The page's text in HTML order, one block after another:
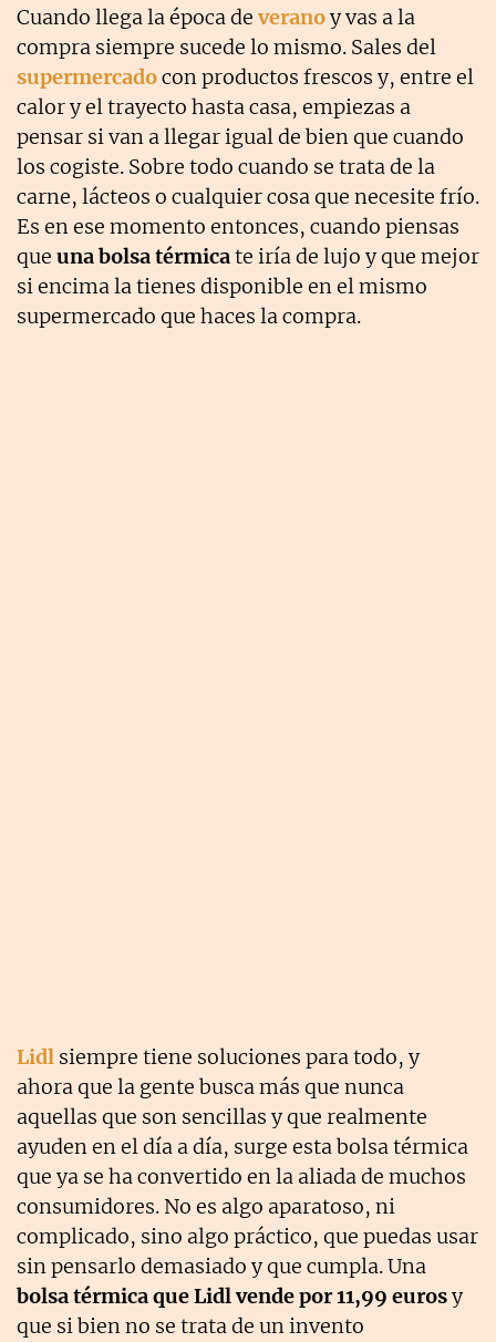
Cuando llega la época de veranoy vas a la
compra siempre sucede lo mismo. Sales del
supermercadocon productos frescos y, entre el
calor y el trayecto hasta casa, empiezas a
pensar si van a llegar igual de bien que cuando
los cogiste. Sobre todo cuando se trata de la
carne, lácteos o cualquier cosa que necesite frío.
Es en ese momento entonces, cuando piensas
que una bolsa térmicate iría de lujo y que mejor
si encima la tienes disponible en el mismo
supermercado que haces la compra.
Lidl siempre tiene soluciones para todo, y
ahora que la gente busca más que nunca
aquellas que son sencillas y que realmente
ayuden en el día a día, surge esta bolsa térmica
que ya se ha convertido en la aliada de muchos
consumidores. No es algo aparatoso, ni
complicado, sino algo práctico, que puedas usar
sin pensarlo demasiado y que cumpla. Una
bolsa térmica que Lidl vende por 11,99 eurosy
que si bien no se trata de un invento